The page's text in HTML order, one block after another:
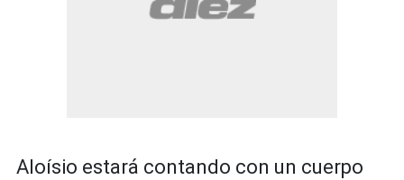
Aloísio estará contando con un cuerpo